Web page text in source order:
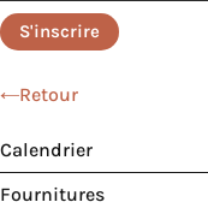
S'inscrire
Retour
Calendrier
Fournitures